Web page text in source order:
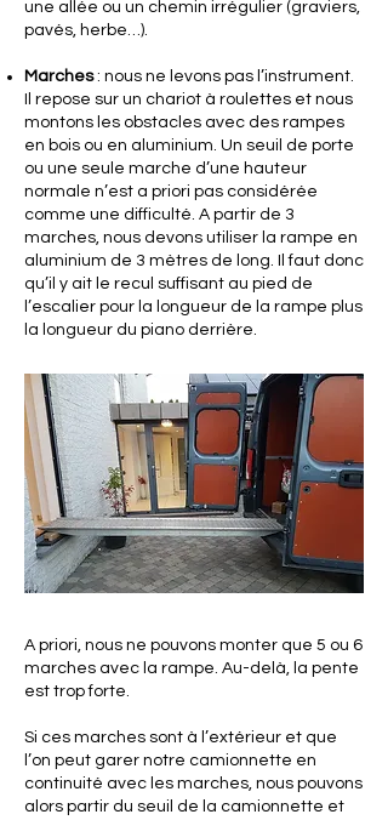
une allée ou un chemin irrégulier (graviers,
pavés, herbe…).
Marches: nous ne levons pas l’instrument.
Il repose sur un chariot à roulettes et nous
montons les obstacles avec des rampes
en bois ou en aluminium. Un seuil de porte
ou une seule marche d’une hauteur
normale n’est a priori pas considérée
comme une difficulté. A partir de 3
marches, nous devons utiliser la rampe en
aluminium de 3 mètres de long. Il faut donc
qu’il y ait le recul suffisant au pied de
l’escalier pour la longueur de la rampe plus
la longueur du piano derrière.
A priori, nous ne pouvons monter que 5 ou 6
marches avec la rampe. Au-delà, la pente
est trop forte.
Si ces marches sont à l’extérieur et que
l’on peut garer notre camionnette en
continuité avec les marches, nous pouvons
alors partir du seuil de la camionnette et